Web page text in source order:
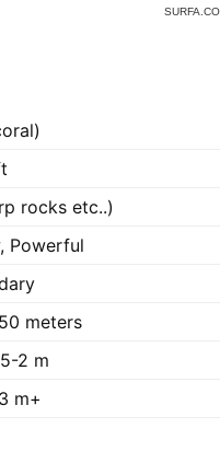
rocks etc..)
Powerful
meters
2 m
m+